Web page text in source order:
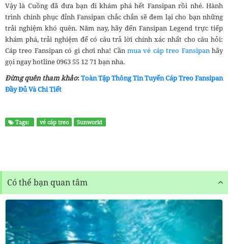
Vậy là Cuồng đã đưa bạn đi khám phá hết Fansipan rồi nhé. Hành
trình chinh phục đỉnh Fansipan chắc chắn sẽ đem lại cho bạn những
trải nghiệm khó quên. Năm nay, hãy đến Fansipan Legend trực tiếp
khám phá, trải nghiệm để có câu trả lời chính xác nhất cho câu hỏi:
Cáp treo Fansipan có gì chơi nha! Cầnmua vé cáp treo Fansipanhãy
gọi ngay hotline 0963 55 12 71 bạn nha.
Đừng quên tham khảo:Toàn Tập Thông Tin Tuyến Cáp Treo Fansipan
Đầy Đủ Và Chi Tiết
Tags: vé cáp treo Sunworld
Có thể bạn quan tâm